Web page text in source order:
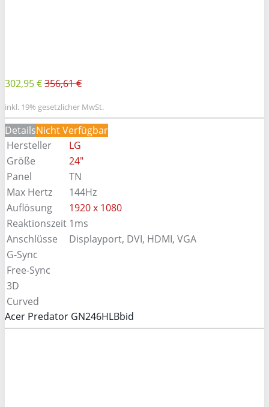
302,95 €356,61 €
inkl. 19% gesetzlicher MwSt.
DetailsNicht Verfügbar
Hersteller
LG
Größe
24"
Panel
TN
Max Hertz
144Hz
Auflösung
1920 x 1080
Reaktionszeit 1ms
Anschlüsse
Displayport, DVI, HDMI, VGA
G-Sync
Free-Sync
3D
Curved
Acer Predator GN246HLBbid